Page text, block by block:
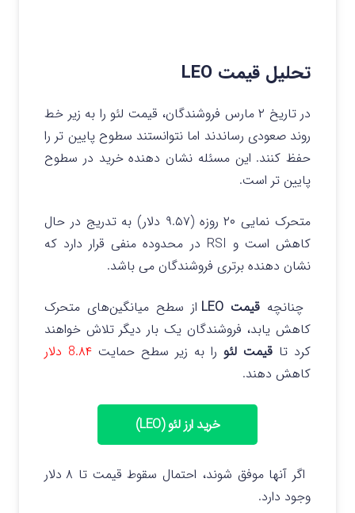
تحلیل قیمت LEO
در تاریخ ۲ مارس فروشندگان، قیمت لئو را به زیر خط
روند صعودی رساندند اما نتوانستند سطوح پایین‌ تر را
حفظ کنند. این مسئله نشان دهنده خرید در سطوح
پایین تر است.
متحرک نمایی ۲۰ روزه (۹.۵۷ دلار) به تدریج در حال
کاهش است و RSI در محدوده منفی قرار دارد که
نشان دهنده برتری فروشندگان می باشد.
چنانچه قیمت LEO
از سطح میانگین‌های متحرک
کاهش یابد، فروشندگان یک بار دیگر تلاش خواهند
کرد تا قیمت لئو را به زیر سطح حمایت
کاهش دهند.
خرید ارز لئو (LEO)
اگر آنها موفق شوند، احتمال سقوط قیمت تا ۸ دلار
وجود دارد.